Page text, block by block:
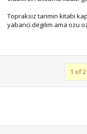
Topraksiz tarimin kitabi
yabanci degilim ama ozu
1 of 2